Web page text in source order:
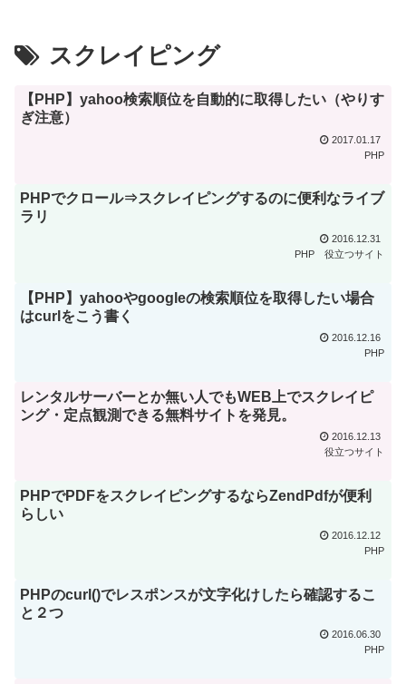
スクレイピング
【PHP】yahoo検索順位を自動的に取得したい（やりす
ぎ注意）
2017.01.17
PHP
PHPでクロール⇒スクレイピングするのに便利なライブ
ラリ
2016.12.31
PHP
役立つサイト
【PHP】yahooやgoogleの検索順位を取得したい場合
はcurlをこう書く
2016.12.16
PHP
レンタルサーバーとか無い人でもWEB上でスクレイピ
ング・定点観測できる無料サイトを発見。
2016.12.13
役立つサイト
PHPでPDFをスクレイピングするならZendPdfが便利
らしい
2016.12.12
PHP
PHPのcurl()でレスポンスが文字化けしたら確認するこ
と２つ
2016.06.30
PHP